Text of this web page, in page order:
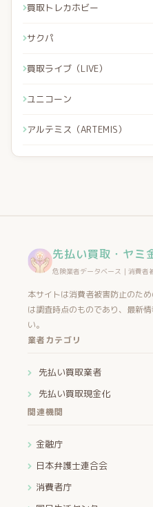
買取トレカホビー
サクパ
買取ライブ（LIVE）
ユニコーン
アルテミス（ARTEMIS）
先払い買取・ヤミ
危険業者データベース｜消費者
本サイトは消費者被害防止のた
は調査時点のものであり、最新
い。
業者カテゴリ
先払い買取業者
先払い買取現金化
関連機関
金融庁
日本弁護士連合会
消費者庁